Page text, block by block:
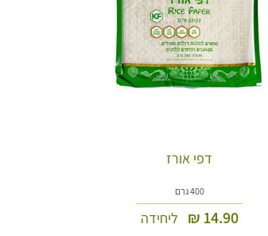
דפי אורז
400 גרם
14.90
₪ ליחידה